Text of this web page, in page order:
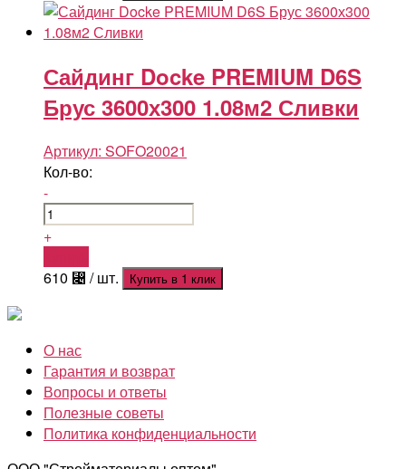
Сайдинг Docke PREMIUM D6S
Брус 3600х300 1.08м2 Сливки
Артикул: SOFO20021
Кол-во:
-
+
610 ⃄ / шт. Купить в 1 клик
О нас
Гарантия и возврат
Вопросы и ответы
Полезные советы
Политика конфиденциальности